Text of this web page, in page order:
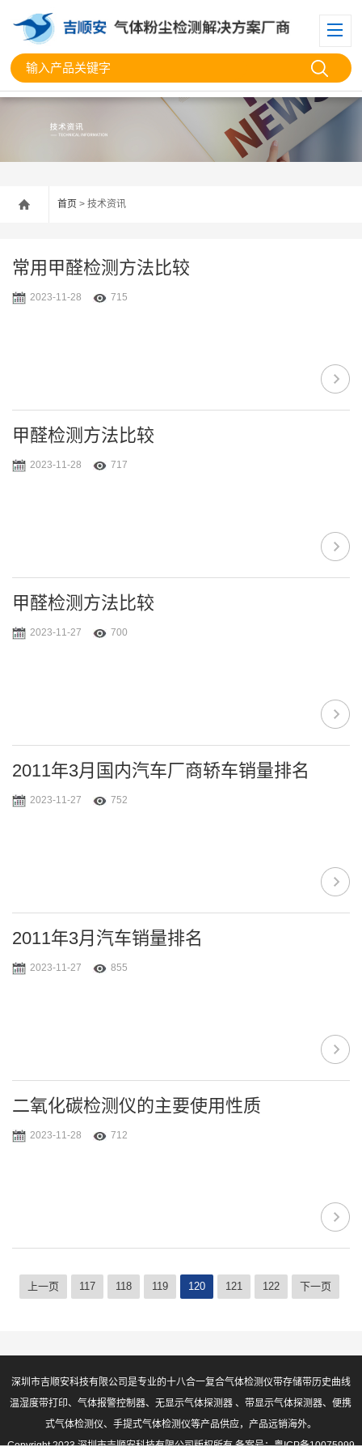
首页 > 技术资讯
常用甲醛检测方法比较
2023-11-28 715
甲醛检测方法比较
2023-11-28 717
甲醛检测方法比较
2023-11-27 700
2011年3月国内汽车厂商轿车销量排名
2023-11-27 752
2011年3月汽车销量排名
2023-11-27 855
二氧化碳检测仪的主要使用性质
2023-11-28 712
上一页 117 118 119 120 121 122 下一页
深圳市吉顺安科技有限公司是专业的十八合一复合气体检测仪带存储带历史曲线
温湿度带打印、气体报警控制器、无显示气体探测器 、带显示气体探测器、便携
式气体检测仪、手提式气体检测仪等产品供应，产品远销海外。
Copyright 2023 深圳市吉顺安科技有限公司版权所有 备案号：粤ICP备10075999